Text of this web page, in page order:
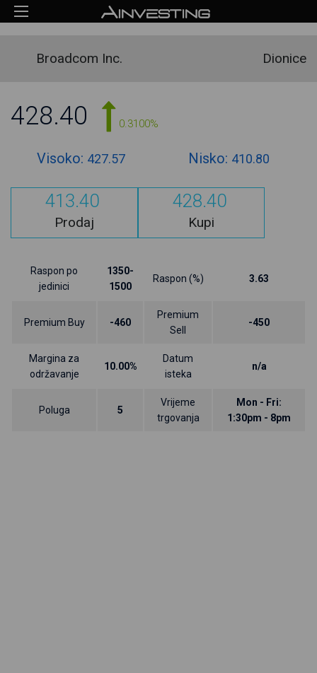
Broadcom Inc. Dionice
428.40 0.3100%
Visoko: 427.57 Nisko: 410.80
413.40
Prodaj
428.40
Kupi
Raspon po
jedinici
1350-
1500
Raspon (%) 3.63
Premium Buy -460
Premium
Sell
-450
Margina za
održavanje
10.00%
Datum
isteka
n/a
Poluga 5
Vrijeme
trgovanja
Mon - Fri:
1:30pm - 8pm